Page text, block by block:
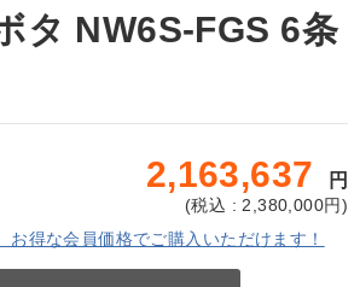
タ NW6S-FGS 6条
2,163,637 円
(税込 : 2,380,000円)
お得な会員価格でご購入いただけます！